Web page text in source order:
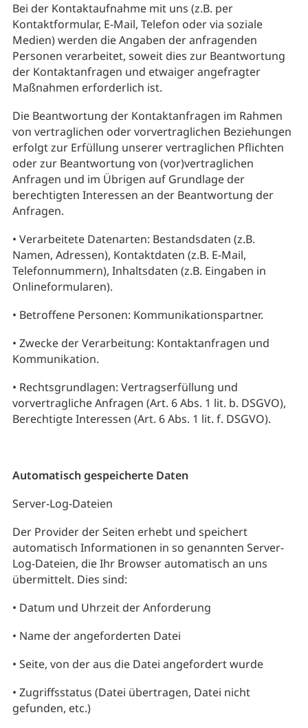
Bei der Kontaktaufnahme mit uns (z.B. per
Kontaktformular, E-Mail, Telefon oder via soziale
Medien) werden die Angaben der anfragenden
Personen verarbeitet, soweit dies zur Beantwortung
der Kontaktanfragen und etwaiger angefragter
Maßnahmen erforderlich ist.
Die Beantwortung der Kontaktanfragen im Rahmen
von vertraglichen oder vorvertraglichen Beziehungen
erfolgt zur Erfüllung unserer vertraglichen Pflichten
oder zur Beantwortung von (vor)vertraglichen
Anfragen und im Übrigen auf Grundlage der
berechtigten Interessen an der Beantwortung der
Anfragen.
• Verarbeitete Datenarten: Bestandsdaten (z.B.
Namen, Adressen), Kontaktdaten (z.B. E-Mail,
Telefonnummern), Inhaltsdaten (z.B. Eingaben in
Onlineformularen).
• Betroffene Personen: Kommunikationspartner.
• Zwecke der Verarbeitung: Kontaktanfragen und
Kommunikation.
• Rechtsgrundlagen: Vertragserfüllung und
vorvertragliche Anfragen (Art. 6 Abs. 1 lit. b. DSGVO),
Berechtigte Interessen (Art. 6 Abs. 1 lit. f. DSGVO).
Automatisch gespeicherte Daten
Server-Log-Dateien
Der Provider der Seiten erhebt und speichert
automatisch Informationen in so genannten Server-
Log-Dateien, die Ihr Browser automatisch an uns
übermittelt. Dies sind:
• Datum und Uhrzeit der Anforderung
• Name der angeforderten Datei
• Seite, von der aus die Datei angefordert wurde
• Zugriffsstatus (Datei übertragen, Datei nicht
gefunden, etc.)